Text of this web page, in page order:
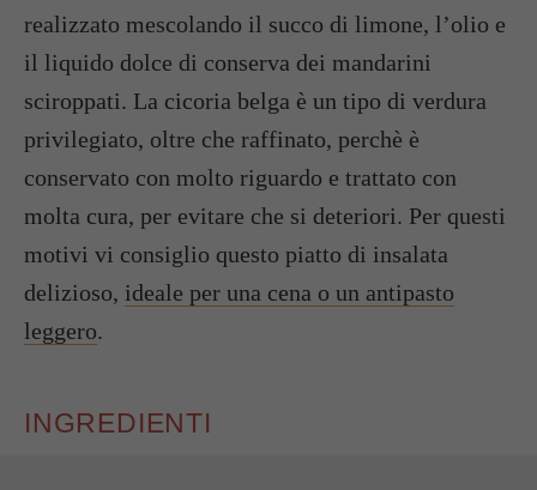
realizzato mescolando il succo di limone, l’olio e
il liquido dolce di conserva dei mandarini
sciroppati. La cicoria belga è un tipo di verdura
privilegiato, oltre che raffinato, perchè è
conservato con molto riguardo e trattato con
molta cura, per evitare che si deteriori. Per questi
motivi vi consiglio questo piatto di insalata
delizioso, ideale per una cena o un antipasto
leggero.
INGREDIENTI